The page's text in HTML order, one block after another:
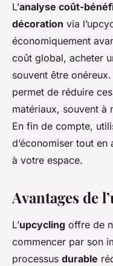
L’analyse coût-
décoration via
économiquement
coût global, acheter
souvent être
permet de réduire
matériaux, souvent à
En fin de compte,
d’économiser tout
à votre espace.
Avantages de
L’upcycling offre de
commencer par son
processus durable